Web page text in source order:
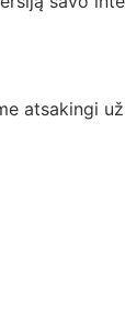
atsakingi